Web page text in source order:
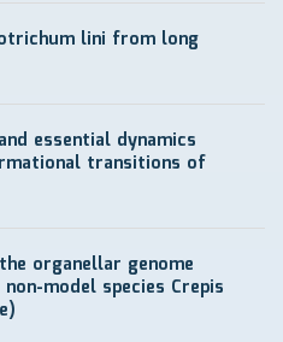
lini from long
essential dynamics
transitions of
organellar genome
model species Crepis